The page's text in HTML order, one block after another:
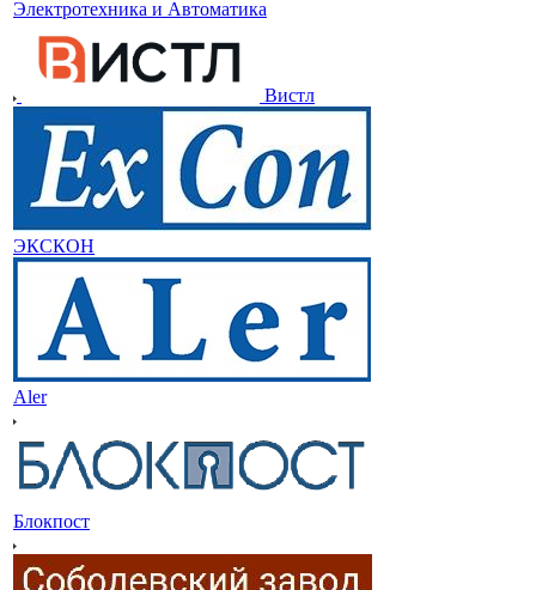
Электротехника и Автоматика
Вистл
ЭКСКОН
Aler
Блокпост